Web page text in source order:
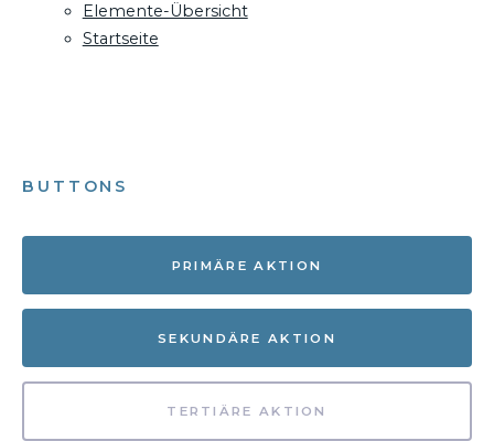
Elemente-Übersicht
Startseite
BUTTONS
PRIMÄRE AKTION
SEKUNDÄRE AKTION
TERTIÄRE AKTION